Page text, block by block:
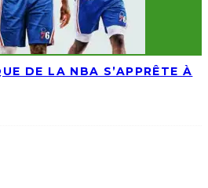
DE LA NBA S’APPRÊTE À